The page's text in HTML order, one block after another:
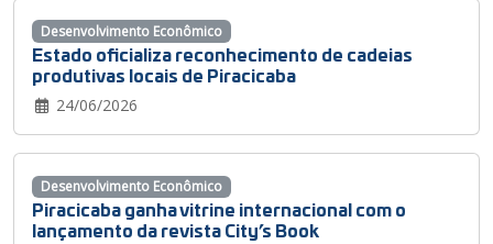
Estado oficializa reconhecimento de cadeias
produtivas locais de Piracicaba
24/06/2026
Desenvolvimento Econômico
Piracicaba ganha vitrine internacional com o
lançamento da revista City’s Book
Desenvolvimento Econômico